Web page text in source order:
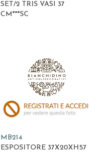
SET/2 TRIS VASI 37
CM***SC
MB214
ESPOSITORE 37X20XH57